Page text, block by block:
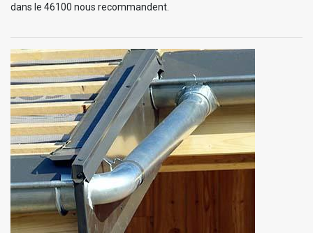
dans le 46100 nous recommandent.